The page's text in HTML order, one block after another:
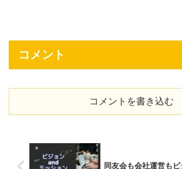
コメント
コメントを書き込む
同友会も会社運営も